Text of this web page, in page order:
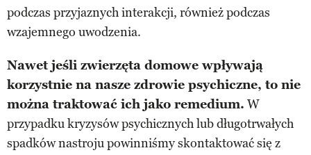
podczas przyjaznych interakcji, również podczas
wzajemnego uwodzenia.
Nawet jeśli zwierzęta domowe wpływają
korzystnie na nasze zdrowie psychiczne, to nie
można traktować ich jako remedium. W
przypadku kryzysów psychicznych lub długotrwałych
spadków nastroju powinniśmy skontaktować się z